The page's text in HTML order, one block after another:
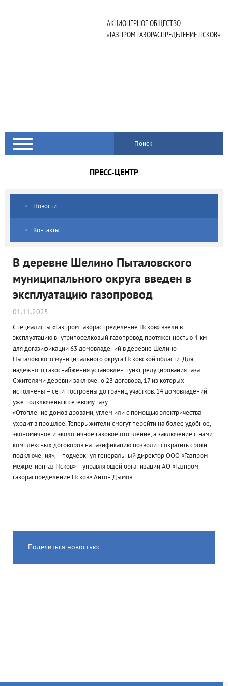
АКЦИОНЕРНОЕ ОБЩЕСТВО
«ГАЗПРОМ ГАЗОРАСПРЕДЕЛЕНИЕ ПСКОВ»
Поиск
ПРЕСС-ЦЕНТР
Новости
Контакты
В деревне Шелино Пыталовского
муниципального округа введен в
эксплуатацию газопровод
01.11.2025
Специалисты «Газпром газораспределение Псков» ввели в
эксплуатацию внутрипоселковый газопровод протяженностью 4 км
для догазификации 63 домовладений в деревне Шелино
Пыталовского муниципального округа Псковской области. Для
надежного газоснабжения установлен пункт редуцирования газа.
С жителями деревни заключено 23 договора, 17 из которых
исполнены – сети построены до границ участков. 14 домовладений
уже подключены к сетевому газу.
«Отопление домов дровами, углем или с помощью электричества
уходит в прошлое. Теперь жители смогут перейти на более удобное,
экономичное и экологичное газовое отопление, а заключение с нами
комплексных договоров на газификацию позволит сократить сроки
подключения», – подчеркнул генеральный директор ООО «Газпром
межрегионгаз Псков» – управляющей организации АО «Газпром
газораспределение Псков» Антон Дымов.
Поделиться новостью: